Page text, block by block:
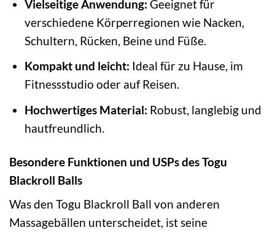
Vielseitige Anwendung: Geeignet für
verschiedene Körperregionen wie Nacken,
Schultern, Rücken, Beine und Füße.
Kompakt und leicht: Ideal für zu Hause, im
Fitnessstudio oder auf Reisen.
Hochwertiges Material: Robust, langlebig und
hautfreundlich.
Besondere Funktionen und USPs des Togu
Blackroll Balls
Was den Togu Blackroll Ball von anderen
Massagebällen unterscheidet, ist seine